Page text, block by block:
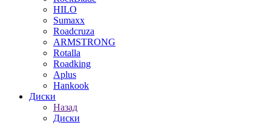
HILO
Sumaxx
Roadcruza
ARMSTRONG
Rotalla
Roadking
Aplus
Hankook
Диски
Назад
Диски